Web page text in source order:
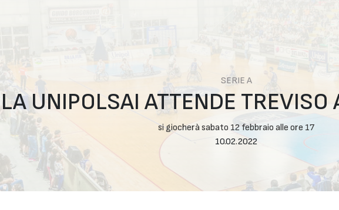
SERIE A
LA UNIPOLSAI ATTENDE TREVISO
si giocherà sabato 12 febbraio alle ore 17
10.02.2022